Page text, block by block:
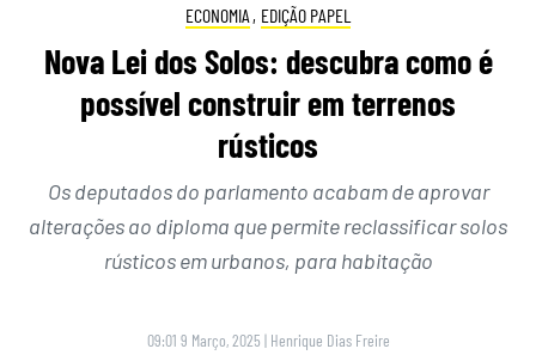
ECONOMIA , EDIÇÃO PAPEL
Nova Lei dos Solos: descubra como é
possível construir em terrenos
rústicos
Os deputados do parlamento acabam de aprovar
alterações ao diploma que permite reclassificar solos
rústicos em urbanos, para habitação
09:01 9 Março, 2025 | Henrique Dias Freire